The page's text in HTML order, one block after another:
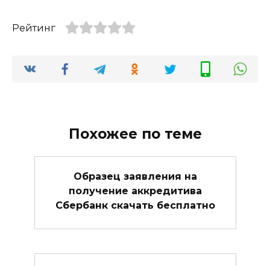
Рейтинг
Похожее по теме
Образец заявления на
получение аккредитива
Сбербанк скачать бесплатно